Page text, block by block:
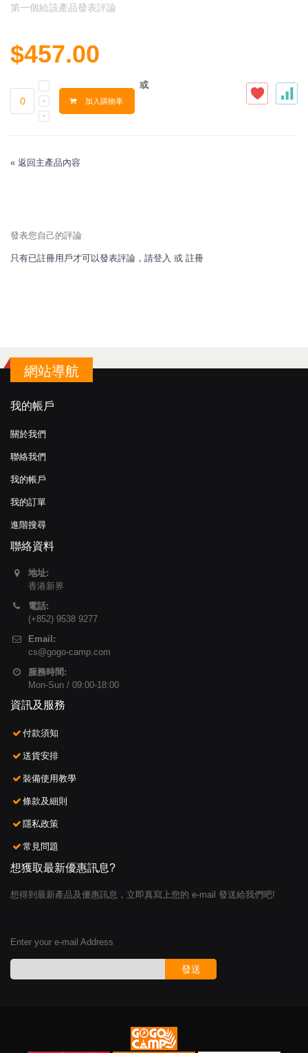
第一個給該產品發表評論
$457.00
加入購物車
或
« 返回主產品內容
發表您自己的評論
只有已註冊用戶才可以發表評論，請登入 或 註冊
網站導航
我的帳戶
關於我們
聯絡我們
我的帳戶
我的訂單
進階搜尋
聯絡資料
地址:
香港新界
電話:
(+852) 9538 9277
Email:
cs@gogo-camp.com
服務時間:
Mon-Sun / 09:00-18:00
資訊及服務
付款須知
送貨安排
裝備使用教學
條款及細則
隱私政策
常見問題
想獲取最新優惠訊息?
想得到最新產品及優惠訊息，立即真寫上您的 e-mail 發送給我們吧!
Enter your e-mail Address
發送